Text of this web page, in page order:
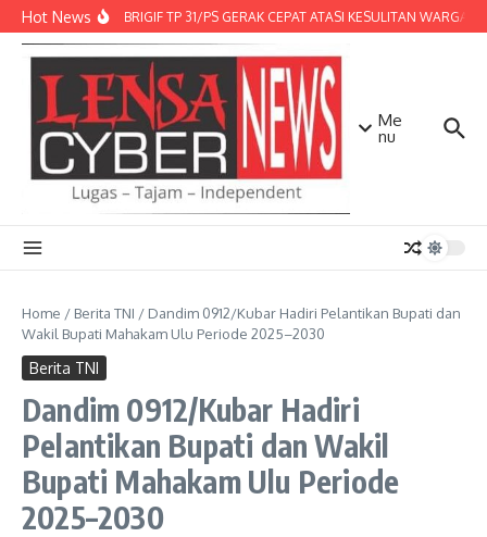
Lewati ke konten
Hot NewsDENMA BRIGIF TP 31/PS GERAK CEPAT ATASI KESULITAN WARGA,
Me
nu
Home / Berita TNI / Dandim 0912/Kubar Hadiri Pelantikan Bupati dan
Wakil Bupati Mahakam Ulu Periode 2025–2030
Berita TNI
Dandim 0912/Kubar Hadiri
Pelantikan Bupati dan Wakil
Bupati Mahakam Ulu Periode
2025–2030